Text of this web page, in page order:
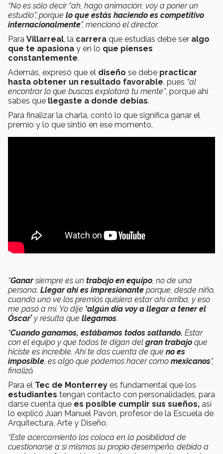
“No es sólo decir “ah, hago animación, voy a poner un
estudio”, porque lo que estás haciendo es competitivo
internacionalmente”, mencionó el director.
Para Villarreal , la carrera que estudias debe ser algo
que te apasiona y en lo que pienses
constantemente.
Además, expresó que el diseño se debe practicar
hasta obtener un resultado favorable , pues “al
encontrar lo que buscas explotará tu mente”, porque ahí
sabes que llegaste a donde debías.
Para finalizar la charla, contó lo que significa ganar el
premio y lo que sintió en ese momento.
“Ganarsiempre es un trabajo en equipo , no de una
persona. Llegar ahí es impresionante porque, desde niño,
cuando uno ve los premios quisiera estar ahí arriba, y eso
me pasó a mí. Yo dije ‘algún día voy a llegar a tener el
Óscar’ y resulta que llegamos.
“Cuando ganamos, estábamos todos saltando. Estar
con el equipo y que todos te digan del gran trabajo que
hiciste es increíble. Ahí te das cuenta de que no es
imposible , es algo que podemos hacer como mexicanos”,
finalizó.
Para el Tec de Monterrey es fundamental que los
estudiantes tengan contacto con personalidades, para
darse cuenta que es posible cumplir sus sueños, así
lo explicó Juan Manuel Pavón, profesor de la Escuela de
Arquitectura, Arte y Diseño.
“Este acercamiento los coloca en la posibilidad de
cuestionarse a sí mismos su propio desempeño, debido a